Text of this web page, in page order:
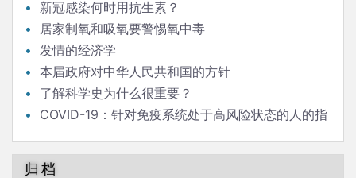
新冠感染何时用抗生素？
居家制氧和吸氧要警惕氧中毒
发情的经济学
本届政府对中华人民共和国的方针
了解科学史为什么很重要？
COVID-19：针对免疫系统处于高风险状态的人的指
归档